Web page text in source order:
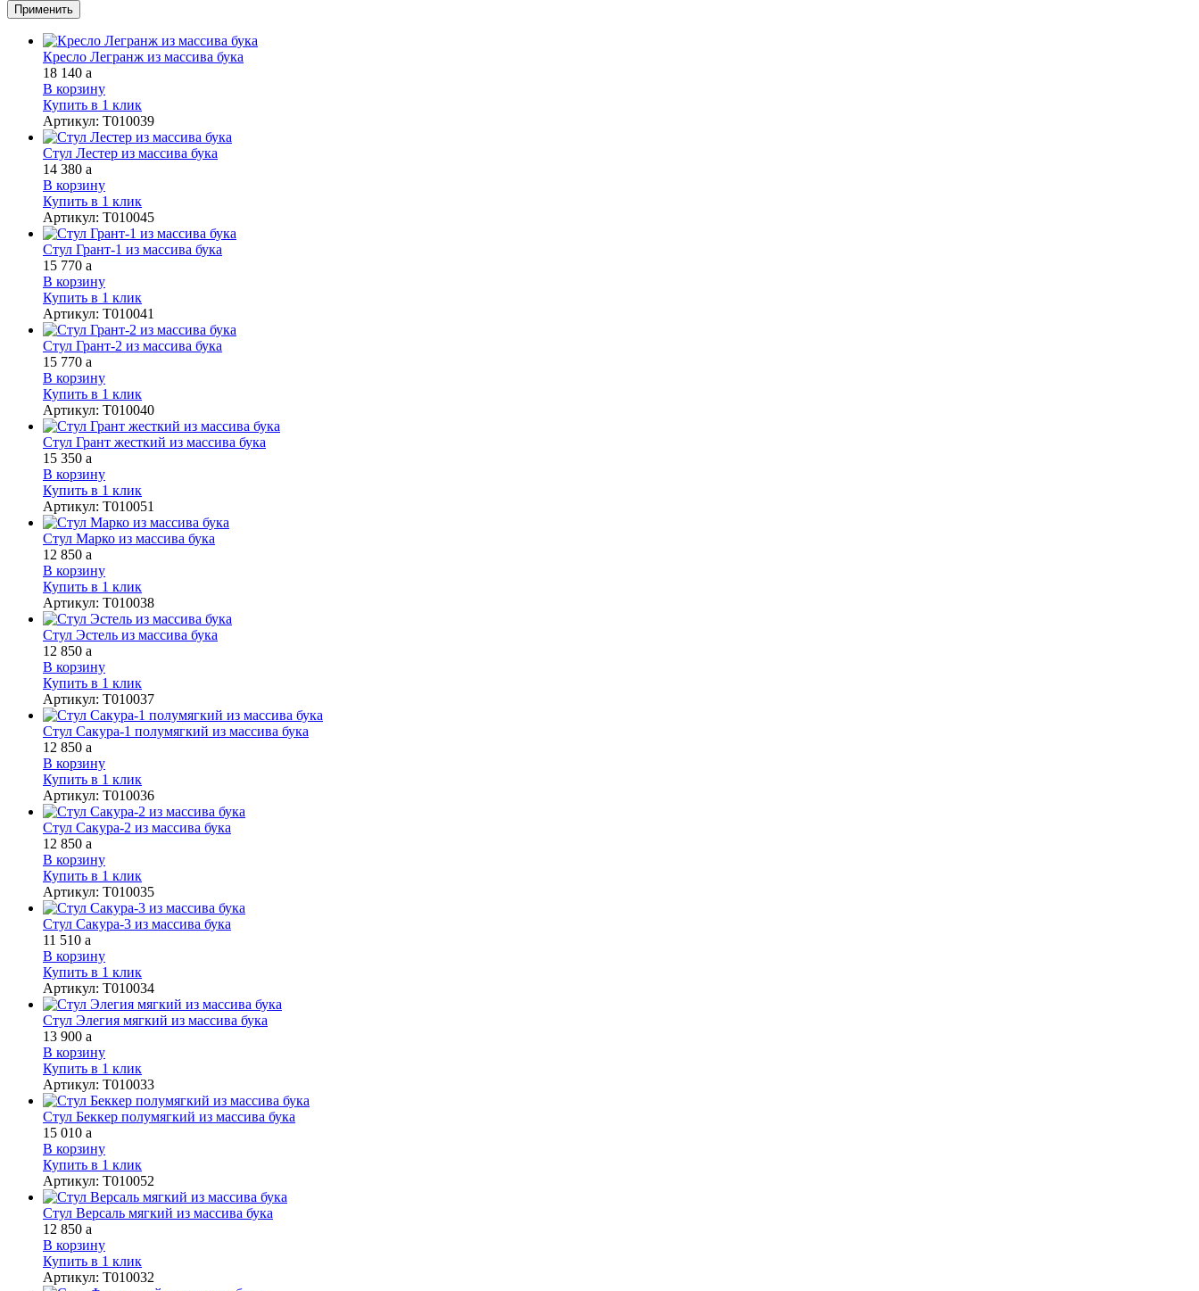
Кресло Легранж из массива бука
18 140 a
В корзину
Купить в 1 клик
Артикул: Т010039
Стул Лестер из массива бука
14 380 a
В корзину
Купить в 1 клик
Артикул: Т010045
Стул Грант-1 из массива бука
15 770 a
В корзину
Купить в 1 клик
Артикул: Т010041
Стул Грант-2 из массива бука
15 770 a
В корзину
Купить в 1 клик
Артикул: Т010040
Стул Грант жесткий из массива бука
15 350 a
В корзину
Купить в 1 клик
Артикул: Т010051
Стул Марко из массива бука
12 850 a
В корзину
Купить в 1 клик
Артикул: Т010038
Стул Эстель из массива бука
12 850 a
В корзину
Купить в 1 клик
Артикул: Т010037
Стул Сакура-1 полумягкий из массива бука
12 850 a
В корзину
Купить в 1 клик
Артикул: Т010036
Стул Сакура-2 из массива бука
12 850 a
В корзину
Купить в 1 клик
Артикул: Т010035
Стул Сакура-3 из массива бука
11 510 a
В корзину
Купить в 1 клик
Артикул: Т010034
Стул Элегия мягкий из массива бука
13 900 a
В корзину
Купить в 1 клик
Артикул: Т010033
Стул Беккер полумягкий из массива бука
15 010 a
В корзину
Купить в 1 клик
Артикул: Т010052
Стул Версаль мягкий из массива бука
12 850 a
В корзину
Купить в 1 клик
Артикул: Т010032